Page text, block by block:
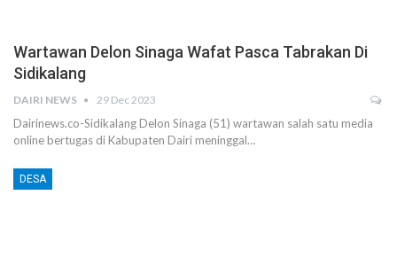
Wartawan Delon Sinaga Wafat Pasca Tabrakan Di
Sidikalang
DAIRI NEWS 29 Dec 2023
Dairinews.co-Sidikalang Delon Sinaga (51) wartawan salah satu media
online bertugas di Kabupaten Dairi meninggal…
DESA